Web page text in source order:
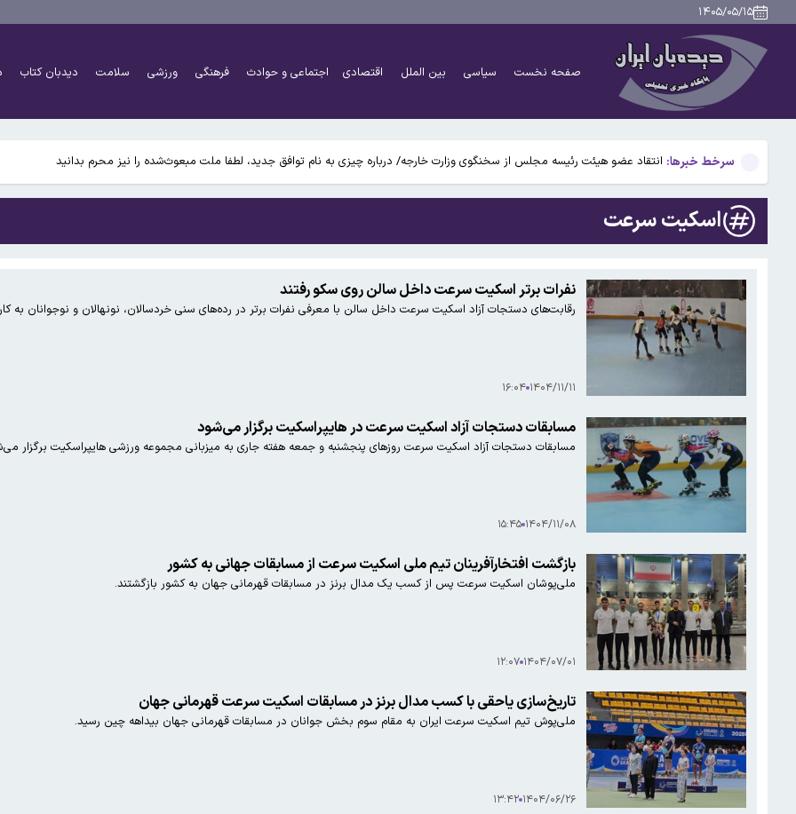
۱۴۰۵/۰۵/۱۵
صفحه نخست سیاسی بین الملل اقتصادی اجتماعی و حوادث فرهنگی ورزشی سلامت دیدبان کتاب
سرخط خبرها:
واکنش کاخ سفید به گزارش واشنگتن پست درباره جدال لفظی ترامپ با وزیر جنگ: این اتفاق هرگز رخ نداده است؛ اخبار جعلی است/ رئیس جمهور وزیر جنگ
افزایش شمار غرق‌شدگی در ساحل رامسر
سردار آزمون در لیست خرید تابستانی استقلال!
انتقاد عضو هیئت رئیسه مجلس از سخنگوی وزارت خارجه/ درباره چیزی به نام توافق جدید، لطفا ملت مبعوث‌شده را نیز محرم بدانید
شهردار تهران: تا ۱۵ روز دیگر گودهای جنوب تهران به پارک تبدیل می شود/ ۴۱۱ هزار متر اراضی جنوب شهر تبدیل به پارک، دریاچه، آمفی تئاتر و کاخ جوانان می شود
افزایش شمار غرق‌شدگی در ساحل رامسر
سردار آزمون در لیست خرید تابستانی استقلال!
اسکیت سرعت
نفرات برتر اسکیت سرعت داخل سالن روی سکو رفتند
رقابت‌های دستجات آزاد اسکیت سرعت داخل سالن با معرفی نفرات برتر در رده‌های سنی خردسالان، نونهالان و نوجوانان به
۱۴۰۴/۱۱/۱۱ ۱۶:۰۴
مسابقات دستجات آزاد اسکیت سرعت در هایپراسکیت برگزار می‌شود
مسابقات دستجات آزاد اسکیت سرعت روزهای پنجشنبه و جمعه هفته جاری به میزبانی مجموعه ورزشی هایپراسکیت برگزار
۱۴۰۴/۱۱/۰۸ ۱۵:۴۵
بازگشت افتخارآفرینان تیم ملی اسکیت سرعت از مسابقات جهانی به کشور
ملی‌پوشان اسکیت سرعت پس از کسب یک مدال برنز در مسابقات قهرمانی جهان به کشور بازگشتند.
۱۴۰۴/۰۷/۰۱ ۱۲:۰۷
تاریخ‌سازی یاحقی با کسب مدال برنز در مسابقات اسکیت سرعت قهرمانی جهان
ملی‌پوش تیم اسکیت سرعت ایران به مقام سوم بخش جوانان در مسابقات قهرمانی جهان بیداهه چین رسید.
۱۴۰۴/۰۶/۲۶ ۱۳:۴۲